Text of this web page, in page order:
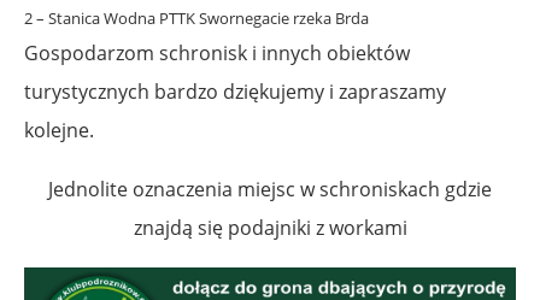
2 – Stanica Wodna PTTK Swornegacie rzeka Brda
Gospodarzom schronisk i innych obiektów
turystycznych bardzo dziękujemy i zapraszamy
kolejne.
Jednolite oznaczenia miejsc w schroniskach gdzie
znajdą się podajniki z workami